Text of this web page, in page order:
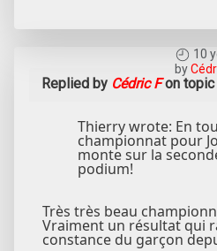
10
by
Replied by Cédric Fon topic
Thierry wrote: En
championnat pour
monte sur la
podium!
Très très beau
Vraiment un résultat qui
constance du garçon